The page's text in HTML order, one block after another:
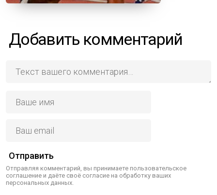
Добавить комментарий
Отправить
Отправляя комментарий, вы принимаете пользовательское
соглашение и даёте своё согласие на обработку ваших
персональных данных.